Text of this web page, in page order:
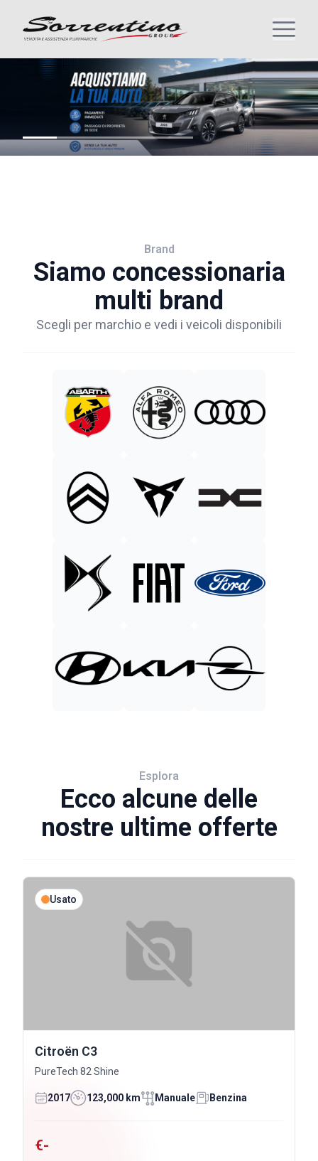
Brand
Siamo concessionaria
multi brand
Scegli per marchio e vedi i veicoli disponibili
Esplora
Ecco alcune delle
nostre ultime offerte
Usato
Citroën C3
PureTech 82 Shine
2017 123,000 km Manuale Benzina
€-